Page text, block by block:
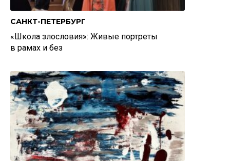
САНКТ-ПЕТЕРБУРГ
«Школа злословия»: Живые портреты
в рамах и без